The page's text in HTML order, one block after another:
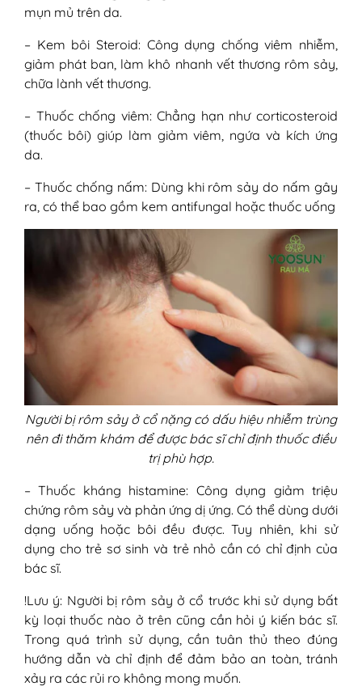
mụn mủ trên da.
– Kem bôi Steroid: Công dụng chống viêm nhiễm,
giảm phát ban, làm khô nhanh vết thương rôm sảy,
chữa lành vết thương.
– Thuốc chống viêm: Chẳng hạn như corticosteroid
(thuốc bôi) giúp làm giảm viêm, ngứa và kích ứng
da.
– Thuốc chống nấm: Dùng khi rôm sảy do nấm gây
ra, có thể bao gồm kem antifungal hoặc thuốc uống
Người bị rôm sảy ở cổ nặng có dấu hiệu nhiễm trùng
nên đi thăm khám để được bác sĩ chỉ định thuốc điều
trị phù hợp.
– Thuốc kháng histamine: Công dụng giảm triệu
chứng rôm sảy và phản ứng dị ứng. Có thể dùng dưới
dạng uống hoặc bôi đều được. Tuy nhiên, khi sử
dụng cho trẻ sơ sinh và trẻ nhỏ cần có chỉ định của
bác sĩ.
!Lưu ý: Người bị rôm sảy ở cổ trước khi sử dụng bất
kỳ loại thuốc nào ở trên cũng cần hỏi ý kiến bác sĩ.
Trong quá trình sử dụng, cần tuân thủ theo đúng
hướng dẫn và chỉ định để đảm bảo an toàn, tránh
xảy ra các rủi ro không mong muốn.